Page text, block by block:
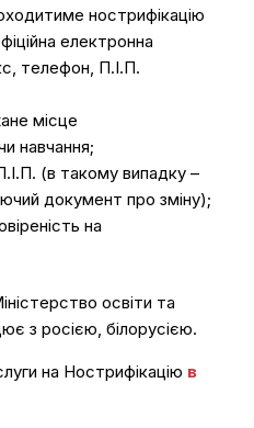
нострифікацію
електронна
телефон, П.І.П.
місце
навчання;
(в такому випадку –
документ про зміну);
на
освіти та
з росією, білорусією.
на Нострифікацію в